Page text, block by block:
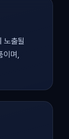
노출될
이며,